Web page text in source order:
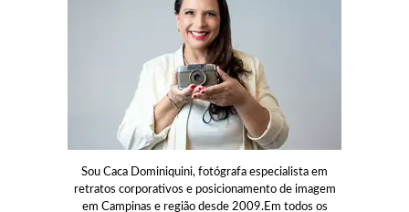
Sou Caca Dominiquini, fotógrafa especialista em
retratos corporativos e posicionamento de imagem
em Campinas e região desde 2009.Em todos os